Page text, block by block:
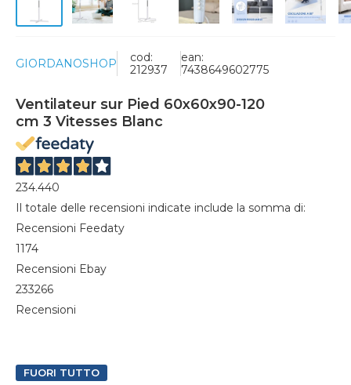
GIORDANOSHOP
cod:
212937
ean:
7438649602775
Ventilateur sur Pied 60x60x90-120
cm 3 Vitesses Blanc
234.440
Il totale delle recensioni indicate include la somma di:
Recensioni Feedaty
1174
Recensioni Ebay
233266
Recensioni
FUORI TUTTO